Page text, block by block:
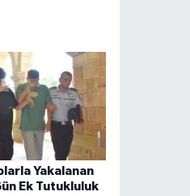
Yakalanan
Ek Tutukluluk